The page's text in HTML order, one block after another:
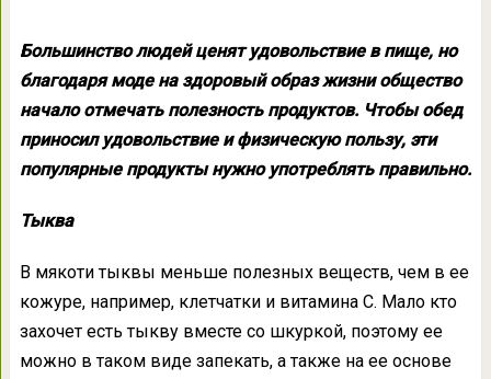
Большинство людей ценят удовольствие в пище, но
благодаря моде на здоровый образ жизни общество
начало отмечать полезность продуктов. Чтобы обед
приносил удовольствие и физическую пользу, эти
популярные продукты нужно употреблять правильно.
Тыква
В мякоти тыквы меньше полезных веществ, чем в ее
кожуре, например, клетчатки и витамина С. Мало кто
захочет есть тыкву вместе со шкуркой, поэтому ее
можно в таком виде запекать, а также на ее основе